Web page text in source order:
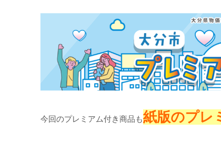
今回のプレミアム付き商品も紙版のプレ